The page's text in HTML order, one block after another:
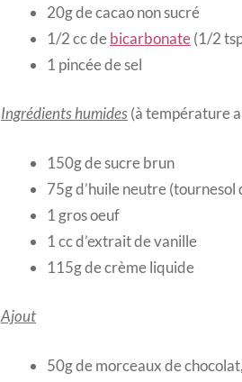
20g de cacao non sucré
1/2 cc debicarbonate(1/2
1 pincée de sel
Ingrédients humides(à température
150g de sucre brun
75g d’huile neutre (tournesol
1 gros oeuf
1 cc d’extrait de vanille
115g de crème liquide
Ajout
50g de morceaux de